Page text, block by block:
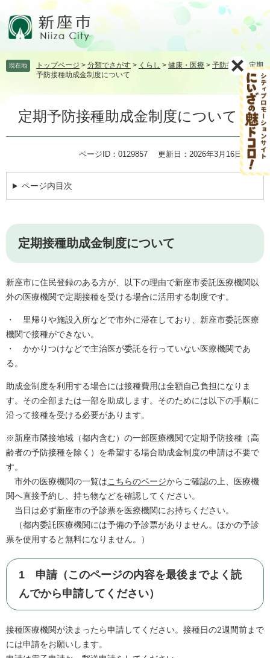
頭飛 現在地 トップページ > 分類でさがす > くらし > 健康・医療 > 予防接種>定期
予防接種助成金制度について
定期予防接種助成金制度について
ページID：0129857 更新日：2026年3月16日更新
ページ内目次
定期接種助成金制度について
新座市に住民登録のある方が、以下の理由で新座市委託医療機関以
外の医療機関で定期接種を受ける場合に活用する制度です。
・ 里帰りや施設入所などで市外に滞在しており、新座市委託医療
機関で接種ができない。
・ かかりつけなどで主治医が委託を行っていない医療機関であ
る。
助成金制度を利用する場合には接種費用は全額自己負担になりま
す。その全部または一部を助成します。そのためには以下の手順に
沿って接種を受ける必要があります。
※新座市隣接地域（都内含む）の一部医療機関で定期予防接種（高
齢者の予防接種を除く）を希望する場合助成金制度の申請は不要で
す。
市外の医療機関の一覧はこちらのページからご確認の上、医療機
関へ直接予約し、持ち物などを確認してください。
当日は必ず新座市の予診票を医療機関にお持ちください。
（都内委託医療機関には予備の予診票がありません。ほかの予診
票を使用すると無料になりません。）
1 申請（このページの内容を最後までよく読
んでから申請してください）
接種医療機関が決まったら申請してください。接種日の2週間前まで
には申請をお願いします。